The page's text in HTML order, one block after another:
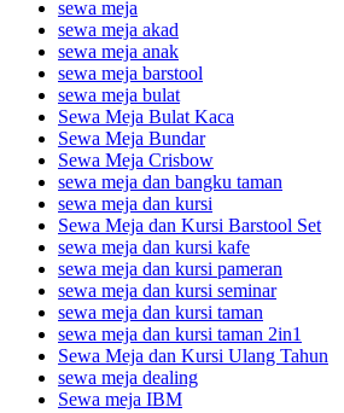
sewa meja
sewa meja akad
sewa meja anak
sewa meja barstool
sewa meja bulat
Sewa Meja Bulat Kaca
Sewa Meja Bundar
Sewa Meja Crisbow
sewa meja dan bangku taman
sewa meja dan kursi
Sewa Meja dan Kursi Barstool Set
sewa meja dan kursi kafe
sewa meja dan kursi pameran
sewa meja dan kursi seminar
sewa meja dan kursi taman
sewa meja dan kursi taman 2in1
Sewa Meja dan Kursi Ulang Tahun
sewa meja dealing
Sewa meja IBM